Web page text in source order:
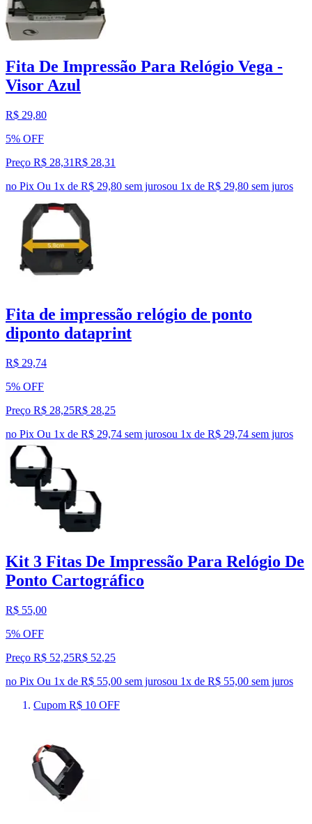
Fita De Impressão Para Relógio Vega -
Visor Azul
R$ 29,80
5% OFF
Preço R$ 28,31R$ 28,31
no Pix Ou 1x de R$ 29,80 sem jurosou 1x de R$ 29,80 sem juros
Fita de impressão relógio de ponto
diponto dataprint
R$ 29,74
5% OFF
Preço R$ 28,25R$ 28,25
no Pix Ou 1x de R$ 29,74 sem jurosou 1x de R$ 29,74 sem juros
Kit 3 Fitas De Impressão Para Relógio De
Ponto Cartográfico
R$ 55,00
5% OFF
Preço R$ 52,25R$ 52,25
no Pix Ou 1x de R$ 55,00 sem jurosou 1x de R$ 55,00 sem juros
Cupom R$ 10 OFF